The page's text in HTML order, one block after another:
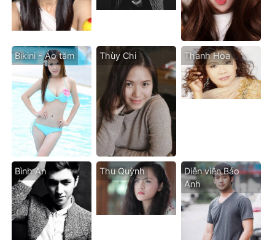
Bikini - Áo tăm Thùy Chi Thanh Hoa
Bình An Thu Quỳnh
Diễn viên Bảo
Anh